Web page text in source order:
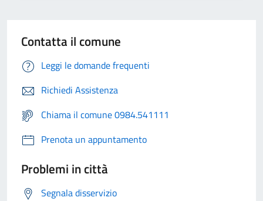
Contatta il comune
Leggi le domande frequenti
Richiedi Assistenza
Chiama il comune 0984.541111
Prenota un appuntamento
Problemi in città
Segnala disservizio